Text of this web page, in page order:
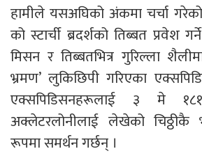
हामीले यसअघिको अंकमा चर्चा
को स्टार्ची ब्रदर्शको तिब्बत प्रवेश
मिसन र तिब्बतभित्र गुरिल्ला
भ्रमण’ लुकिछिपी गरिएका
एक्सपिडिसनहरूलाई ३ मे
अक्लेटरलोनीलाई लेखेको चिठ्ठीकै
रूपमा समर्थन गर्छन् ।